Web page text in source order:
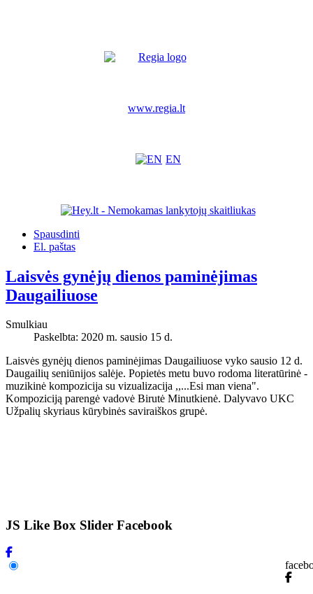
www.regia.lt
EN
Spausdinti
El. paštas
Laisvės gynėjų dienos paminėjimas
Daugailiuose
Smulkiau
Paskelbta: 2020 m. sausio 15 d.
Laisvės gynėjų dienos paminėjimas Daugailiuose vyko sausio 12 d.
Daugailių seniūnijos salėje. Popietės metu buvo rodoma literatūrinė -
muzikinė kompozicija su vizualizacija ,,...Esi man viena".
Kompoziciją parengė vadovė Birutė Minutkienė. Dalyvavo UKC
Užpalių skyriaus kūrybinės saviraiškos grupė.
JS Like Box Slider Facebook